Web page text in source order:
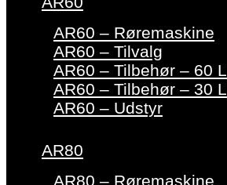
AR60 – Røremaskine
AR60 – Tilvalg
AR60 – Tilbehør – 60 L
AR60 – Tilbehør – 30 L
AR60 – Udstyr
AR80
AR80 – Røremaskine